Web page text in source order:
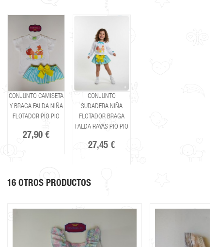
CONJUNTO CAMISETA
Y BRAGA FALDA NIÑA
FLOTADOR PIO PIO
27,90 €
CONJUNTO
SUDADERA NIÑA
FLOTADOR BRAGA
FALDA RAYAS PIO PIO
27,45 €
16 OTROS PRODUCTOS